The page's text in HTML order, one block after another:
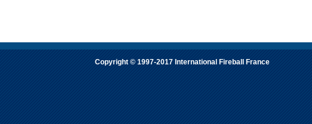
Copyright © 1997-2017 International Fireball France